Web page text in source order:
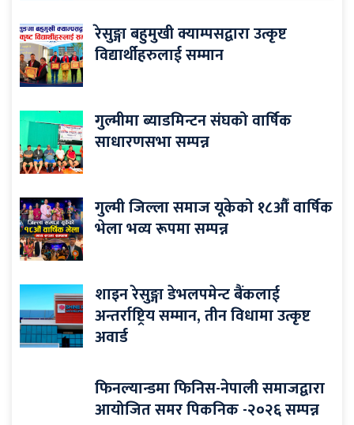
रेसुङ्गा बहुमुखी क्याम्पसद्वारा उत्कृष्ट
विद्यार्थीहरुलाई सम्मान
गुल्मीमा ब्याडमिन्टन संघको वार्षिक
साधारणसभा सम्पन्न
गुल्मी जिल्ला समाज यूकेको १८औँ वार्षिक
भेला भव्य रूपमा सम्पन्न
शाइन रेसुङ्गा डेभलपमेन्ट बैंकलाई
अन्तर्राष्ट्रिय सम्मान, तीन विधामा उत्कृष्ट
अवार्ड
फिनल्यान्डमा फिनिस-नेपाली समाजद्वारा
आयोजित समर पिकनिक -२०२६ सम्पन्न